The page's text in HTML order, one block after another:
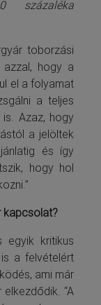
százaléka
toborzási
hogy a
el a folyamat
a teljes
Azaz, hogy
a jelöltek
és így
hogy hol
kapcsolat?
egyik kritikus
a felvételért
ami már
“A